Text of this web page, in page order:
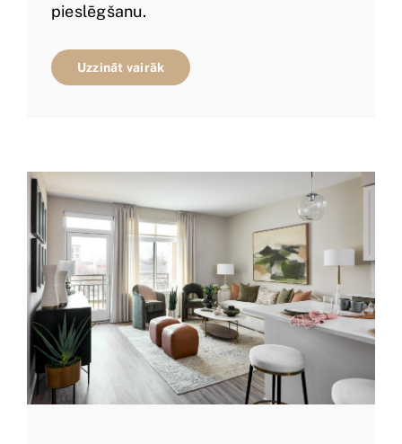
pieslēgšanu.
Uzzināt vairāk